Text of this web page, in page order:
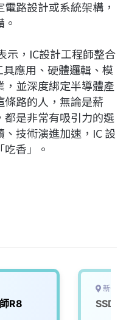
路設計或系統架構，
示，IC設計工程師整合
應用、硬體邏輯、模
並深度綁定半導體產
路的人，無論是薪
是非常有吸引力的選
技術演進加速，IC 設
香」。
R8
新竹
SSD